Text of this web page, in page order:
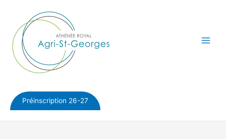
contenu
Préinscription 26-27